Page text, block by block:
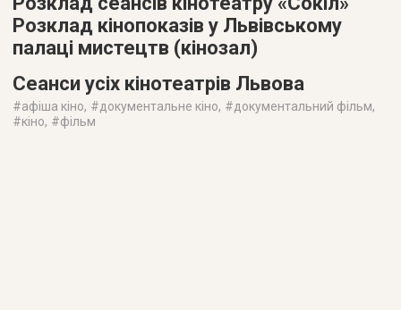
Розклад кінопоказів у Львівському
палаці мистецтв (кінозал)
Сеанси усіх кінотеатрів Львова
#афіша кіно, #документальне кіно, #документальний фільм,
#кіно, #фільм